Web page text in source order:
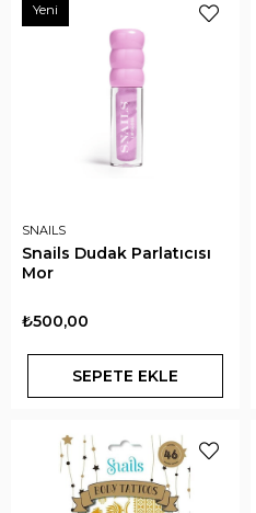
SNAILS
Snails Dudak Parlatıcısı
Mor
₺500,00
SEPETE EKLE
Yeni